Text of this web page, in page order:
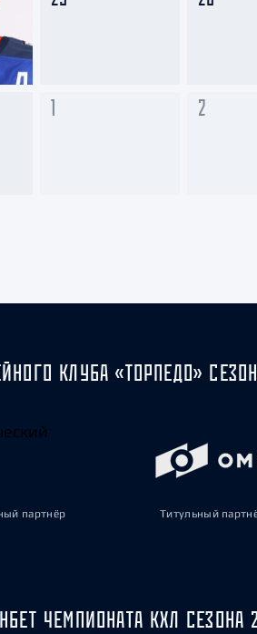
1 2
КЛУБА «ТОРПЕДО»
партнёр Титульный
ЧЕМПИОНАТА КХЛ СЕЗОНА